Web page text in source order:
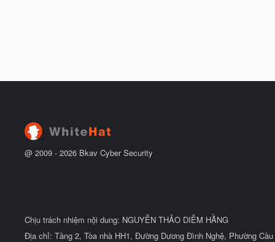
@ 2009 - 2026 Bkav Cyber Security
Chịu trách nhiệm nội dung: NGUYỄN THẢO DIỄM HẰNG
Địa chỉ: Tầng 2, Tòa nhà HH1, Đường Dương Đình Nghệ, Phường